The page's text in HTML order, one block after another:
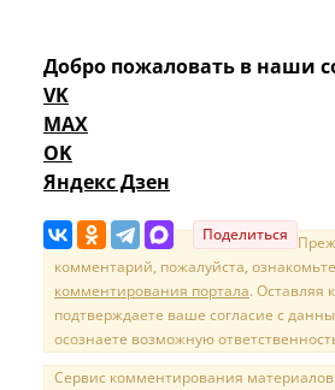
Добро пожаловать в наши
VK
MAX
OK
Яндекс Дзен
Поделиться
комментарий, пожалуйста,
комментирования портала. Оставляя
подтверждаете ваше согласие с
осознаете возможную
Сервис комментирования